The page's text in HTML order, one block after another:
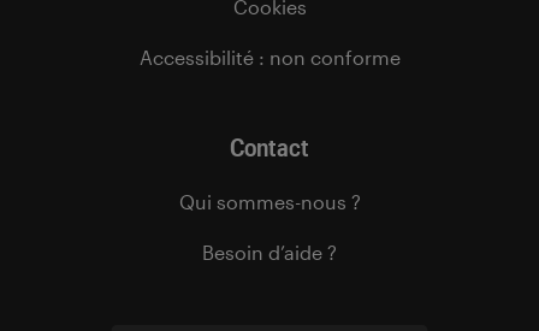
Cookies
Accessibilité : non conforme
Contact
Qui sommes-nous ?
Besoin d’aide ?